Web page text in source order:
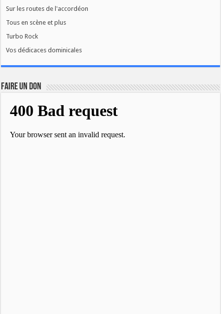
Sur les routes de l'accordéon
Tous en scène et plus
Turbo Rock
Vos dédicaces dominicales
FAIRE UN DON